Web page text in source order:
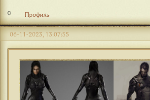
0 Профиль
06-11-2023, 13:07:55